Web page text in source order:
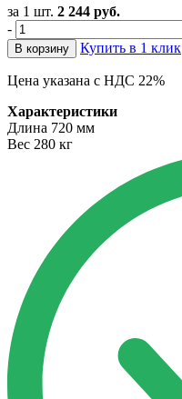
за 1 шт. 2 244 руб.
-
В корзину Купить в 1 клик
Цена указана с НДС 22%
Характеристики
Длина 720 мм
Вес 280 кг